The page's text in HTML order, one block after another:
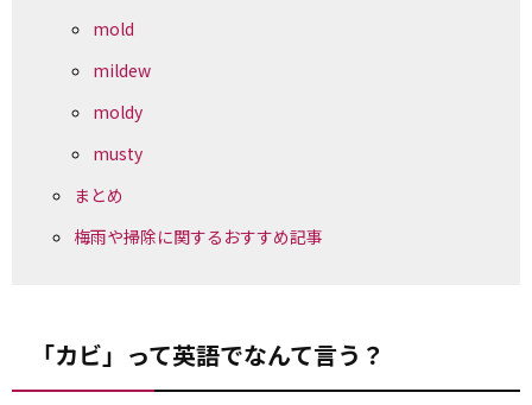
mold
mildew
moldy
musty
まとめ
梅雨や掃除に関するおすすめ記事
「カビ」って英語でなんて言う？